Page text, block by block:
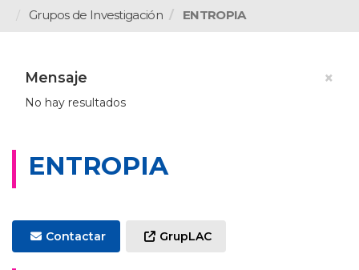
Grupos de Investigación ENTROPIA
×
Mensaje
No hay resultados
ENTROPIA
Contactar GrupLAC